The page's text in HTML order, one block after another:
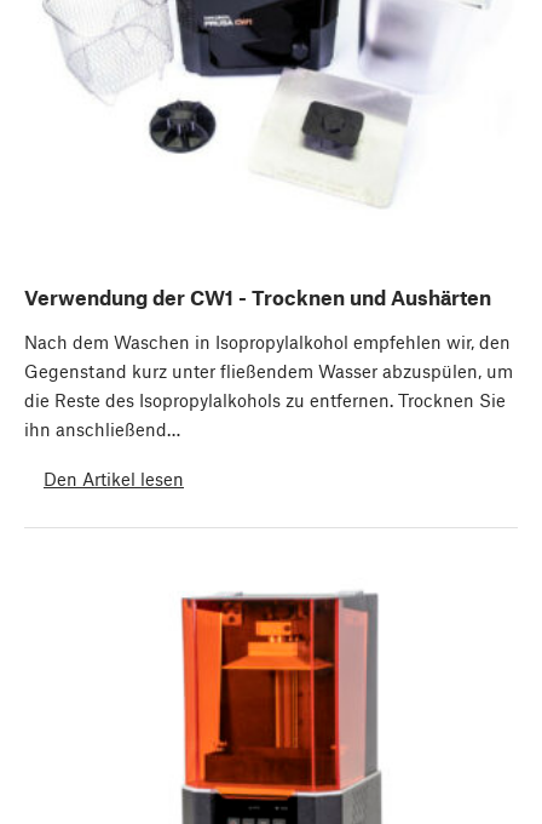
Verwendung der CW1 - Trocknen und Aushärten
Nach dem Waschen in Isopropylalkohol empfehlen wir, den
Gegenstand kurz unter fließendem Wasser abzuspülen, um
die Reste des Isopropylalkohols zu entfernen. Trocknen Sie
ihn anschließend…
Den Artikel lesen